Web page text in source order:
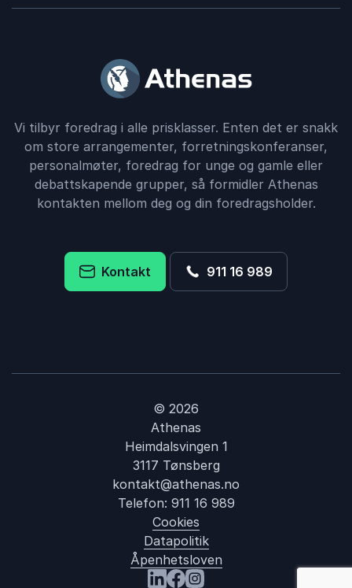
Vi tilbyr foredrag i alle prisklasser. Enten det er snakk
om store arrangementer, forretningskonferanser,
personalmøter, foredrag for unge og gamle eller
debattskapende grupper, så formidler Athenas
kontakten mellom deg og din foredragsholder.
Kontakt 911 16 989
© 2026
Athenas
Heimdalsvingen 1
3117 Tønsberg
kontakt@athenas.no
Telefon: 911 16 989
Cookies
Datapolitik
Åpenhetsloven